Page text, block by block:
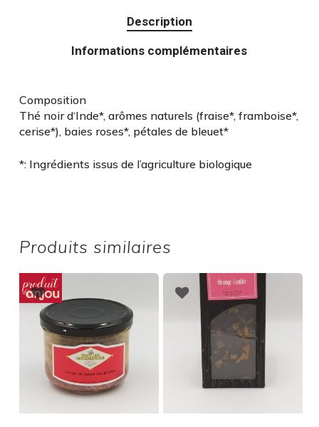
Description
Informations complémentaires
Composition
Thé noir d‘Inde*, arômes naturels (fraise*, framboise*,
cerise*), baies roses*, pétales de bleuet*
*: Ingrédients issus de l’agriculture biologique
Produits similaires